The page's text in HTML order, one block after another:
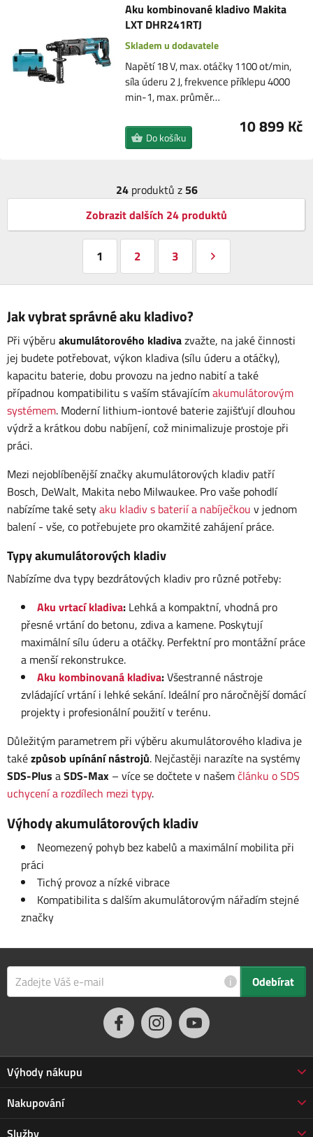
Aku kombinované kladivo Makita
LXT DHR241RTJ
Skladem u dodavatele
Napětí 18 V, max. otáčky 1100 ot/min,
síla úderu 2 J, frekvence příklepu 4000
min-1, max. průměr…
10 899 Kč
Do košíku
24produktů z 56
Zobrazit dalších 24 produktů
1 2 3
Jak vybrat správné aku kladivo?
Při výběru akumulátorového kladivazvažte, na jaké činnosti
jej budete potřebovat, výkon kladiva (sílu úderu a otáčky),
kapacitu baterie, dobu provozu na jedno nabití a také
případnou kompatibilitu s vaším stávajícímakumulátorovým
systémem. Moderní lithium-iontové baterie zajišťují dlouhou
výdrž a krátkou dobu nabíjení, což minimalizuje prostoje při
práci.
Mezi nejoblíbenější značky akumulátorových kladiv patří
Bosch, DeWalt, Makita nebo Milwaukee. Pro vaše pohodlí
nabízíme také setyaku kladiv s baterií a nabíječkou v jednom
balení - vše, co potřebujete pro okamžité zahájení práce.
Typy akumulátorových kladiv
Nabízíme dva typy bezdrátových kladiv pro různé potřeby:
Aku vrtací kladiva: Lehká a kompaktní, vhodná pro
přesné vrtání do betonu, zdiva a kamene. Poskytují
maximální sílu úderu a otáčky. Perfektní pro montážní práce
a menší rekonstrukce.
Aku kombinovaná kladiva:Všestranné nástroje
zvládající vrtání i lehké sekání. Ideální pro náročnější domácí
projekty i profesionální použití v terénu.
Důležitým parametrem při výběru akumulátorového kladiva je
takézpůsob upínání nástrojů. Nejčastěji narazíte na systémy
SDS-Plus aSDS-Max – více se dočtete v našemčlánku o SDS
uchycení a rozdílech mezi typy.
Výhody akumulátorových kladiv
Neomezený pohyb bez kabelů a maximální mobilita při
práci
Tichý provoz a nízké vibrace
Kompatibilita s dalším akumulátorovým nářadím stejné
značky
i Odebírat
Výhody nákupu
Proč nakupovat u nás
3letá záruka Jarabák
Nakupování
Obchodní podmínky
Služby